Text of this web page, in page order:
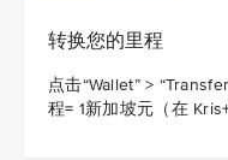
转换您的里程
点击“Wallet” >
程= 1新加坡元（在 Kris+